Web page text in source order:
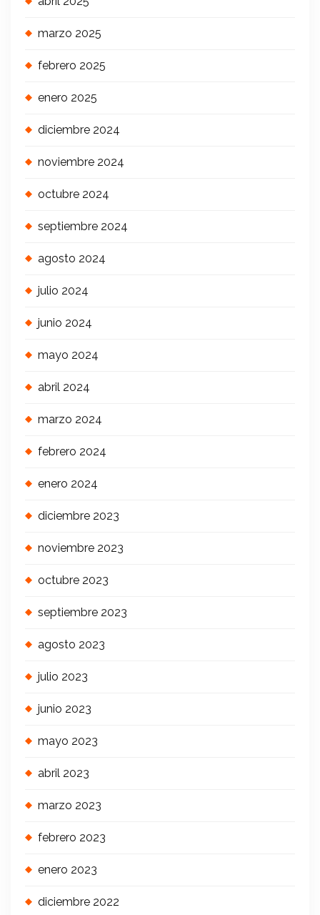
marzo 2025
febrero 2025
enero 2025
diciembre 2024
noviembre 2024
octubre 2024
septiembre 2024
agosto 2024
julio 2024
junio 2024
mayo 2024
abril 2024
marzo 2024
febrero 2024
enero 2024
diciembre 2023
noviembre 2023
octubre 2023
septiembre 2023
agosto 2023
julio 2023
junio 2023
mayo 2023
abril 2023
marzo 2023
febrero 2023
enero 2023
diciembre 2022